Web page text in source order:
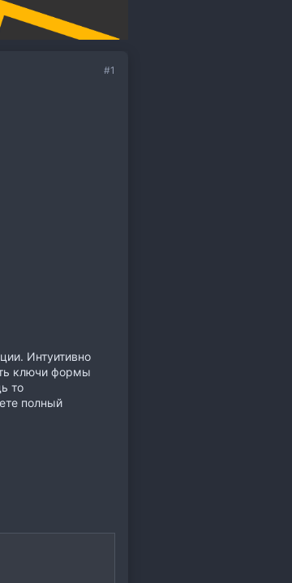
#1
Интуитивно
ключи формы
то
полный